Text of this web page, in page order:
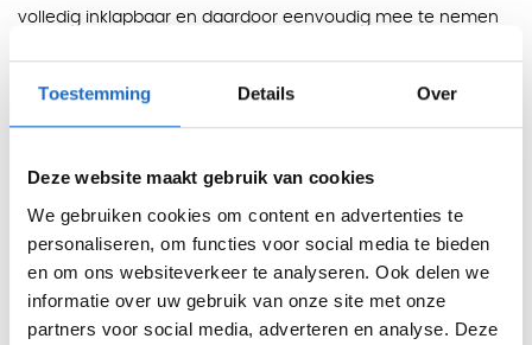
Toestemming Details Over
Deze website maakt gebruik van cookies
We gebruiken cookies om content en advertenties te
personaliseren, om functies voor social media te bieden
en om ons websiteverkeer te analyseren. Ook delen we
informatie over uw gebruik van onze site met onze
partners voor social media, adverteren en analyse. Deze
volledig inklapbaar en daardoor eenvoudig mee te nemen
Met zeven instelbare hoogtestanden en uitklapbare
voorpoten kan de schermpositie eenvoudig worden
de zachte aanraakrand voorkomt dat de laptop verschuift.
combinatie met een extern toetsenbord en muis
aanbevolen.